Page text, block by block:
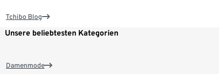
Tchibo Blog
Unsere beliebtesten Kategorien
Damenmode